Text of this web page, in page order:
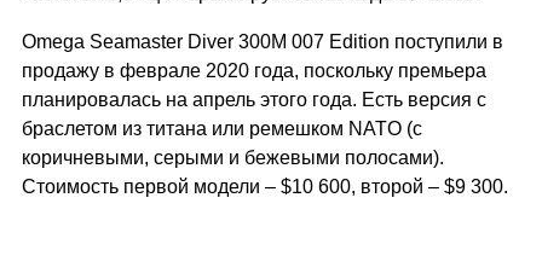
Omega Seamaster Diver 300M 007 Edition поступили в
продажу в феврале 2020 года, поскольку премьера
планировалась на апрель этого года. Есть версия с
браслетом из титана или ремешком NATO (с
коричневыми, серыми и бежевыми полосами).
Стоимость первой модели – $10 600, второй – $9 300.